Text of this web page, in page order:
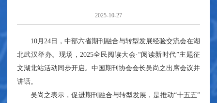
2025-10-27
10月24日，中部六省期刊融合与转型发展经验交流会在湖
北武汉举办。现场，2025全民阅读大会·“阅读新时代”主题征
文湖北站活动同步开启。中国期刊协会会长吴尚之出席会议并
讲话。
吴尚之表示，促进期刊融合与转型发展，是推动“十五五”